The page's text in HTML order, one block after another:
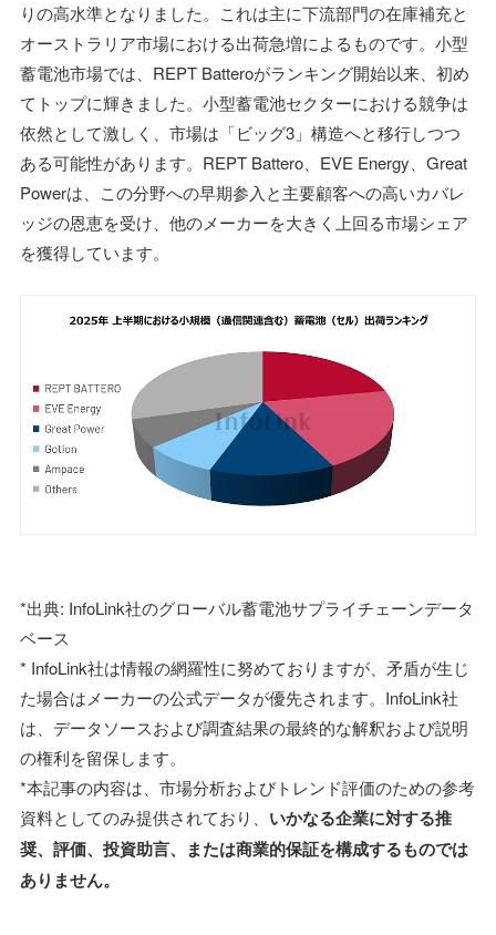
りの高水準となりました。これは主に下流部門の在庫補充と
オーストラリア市場における出荷急増によるものです。小型
蓄電池市場では、REPT Batteroがランキング開始以来、初め
てトップに輝きました。小型蓄電池セクターにおける競争は
依然として激しく、市場は「ビッグ3」構造へと移行しつつ
ある可能性があります。REPT Battero、EVE Energy、Great
Powerは、この分野への早期参入と主要顧客への高いカバレ
ッジの恩恵を受け、他のメーカーを大きく上回る市場シェア
を獲得しています。
*出典: InfoLink社のグローバル蓄電池サプライチェーンデータ
ベース
* InfoLink社は情報の網羅性に努めておりますが、矛盾が生じ
た場合はメーカーの公式データが優先されます。InfoLink社
は、データソースおよび調査結果の最終的な解釈および説明
の権利を留保します。
*本記事の内容は、市場分析およびトレンド評価のための参考
資料としてのみ提供されており、 いかなる企業に対する推
奨、評価、投資助言、または商業的保証を構成するものでは
ありません。